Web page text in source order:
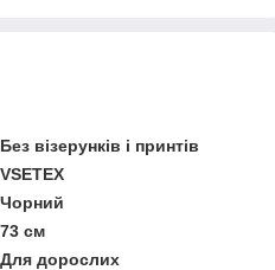
Без візерунків і принтів
VSETEX
Чорний
73 см
Для дорослих